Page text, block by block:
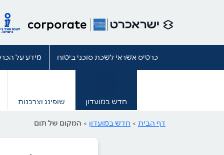
כרטיס אשראי לשכת סוכני ביטוח מידע על
חדש במועדון שופינג וצרכנות
דף הבית > חדש במועדון > המקום של תום